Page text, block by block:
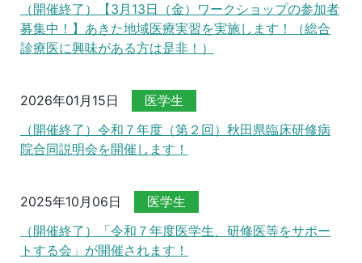
（開催終了）【3月13日（金）ワークショップの参加者
募集中！】あきた地域医療実習を実施します！（総合
診療医に興味がある方は是非！）
2026年01月15日
医学生
（開催終了）令和７年度（第２回）秋田県臨床研修病
院合同説明会を開催します！
2025年10月06日
医学生
（開催終了）「令和７年度医学生、研修医等をサポー
トする会」が開催されます！